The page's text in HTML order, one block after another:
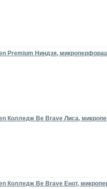
Premium Ниндзя,
Колледж Be Brave Лиса,
Колледж Be Brave Енот,